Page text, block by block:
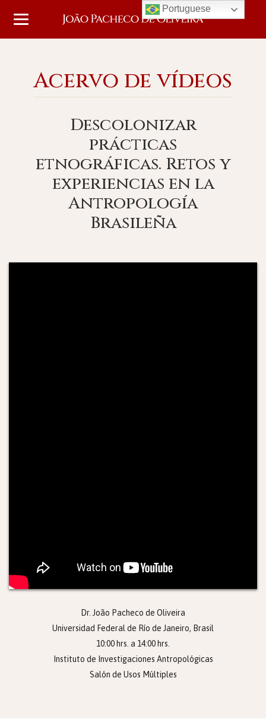
Acervo de vídeos
Descolonizar
prácticas
etnográficas. Retos y
experiencias en la
Antropología
Brasileña
Dr. João Pacheco de Oliveira
Universidad Federal de Río de Janeiro, Brasil
10:00 hrs. a 14:00 hrs.
Instituto de Investigaciones Antropológicas
Salón de Usos Múltiples
Portuguese